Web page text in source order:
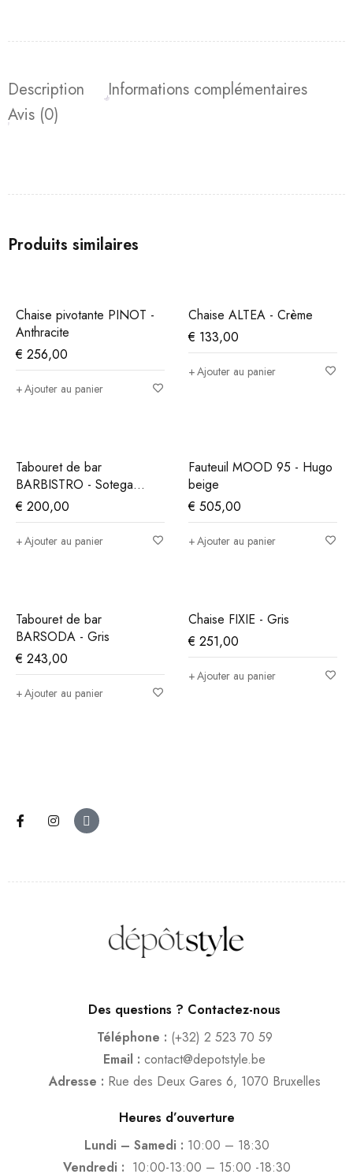
Description
Informations complémentaires
Avis (0)
Produits similaires
Chaise pivotante PINOT -
Anthracite
€ 256,00
Ajouter au panier
Chaise ALTEA - Crème
€ 133,00
Ajouter au panier
Tabouret de bar
BARBISTRO - Sotega
Fuchs Gold
€ 200,00
Ajouter au panier
Fauteuil MOOD 95 - Hugo
beige
€ 505,00
Ajouter au panier
Tabouret de bar
BARSODA - Gris
€ 243,00
Ajouter au panier
Chaise FIXIE - Gris
€ 251,00
Ajouter au panier
Des questions ? Contactez-nous
Téléphone : (+32) 2 523 70 59
Email : contact@depotstyle.be
Adresse : Rue des Deux Gares 6, 1070 Bruxelles
Heures d’ouverture
Lundi – Samedi : 10:00 – 18:30
Vendredi : 10:00-13:00 – 15:00 -18:30